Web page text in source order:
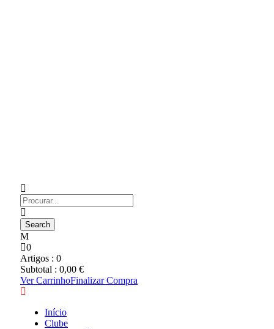
0
Artigos : 0
Subtotal : 0,00 €
Ver CarrinhoFinalizar Compra
Início
Clube